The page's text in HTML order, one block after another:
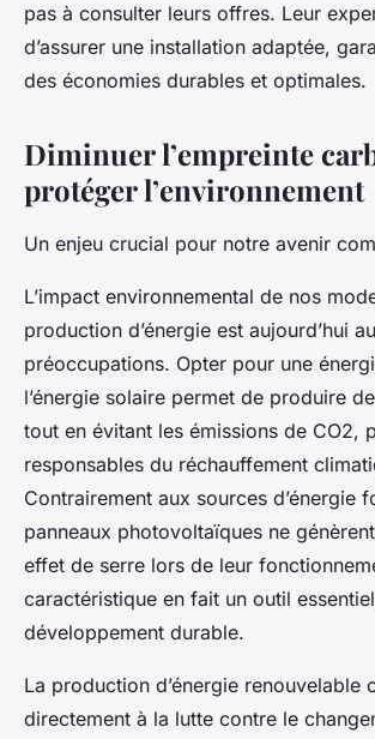
pas à consulter leurs offres. Leur
d’assurer une installation adaptée,
des économies durables et optimales.
Diminuer l’empreinte
protéger l’environnement
Un enjeu crucial pour notre avenir
L’impact environnemental de nos
production d’énergie est aujourd’hui
préoccupations. Opter pour une
l’énergie solaire permet de produire
tout en évitant les émissions de CO2,
responsables du réchauffement
Contrairement aux sources d’énergie
panneaux photovoltaïques ne
effet de serre lors de leur
caractéristique en fait un outil
développement durable.
La production d’énergie renouvelable
directement à la lutte contre le